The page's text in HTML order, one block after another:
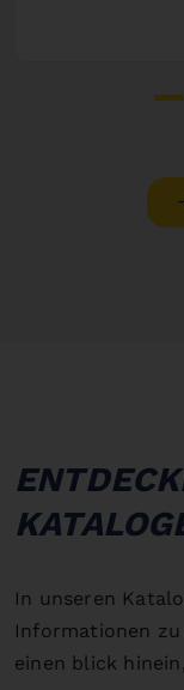
In unseren
Informationen zu
einen blick